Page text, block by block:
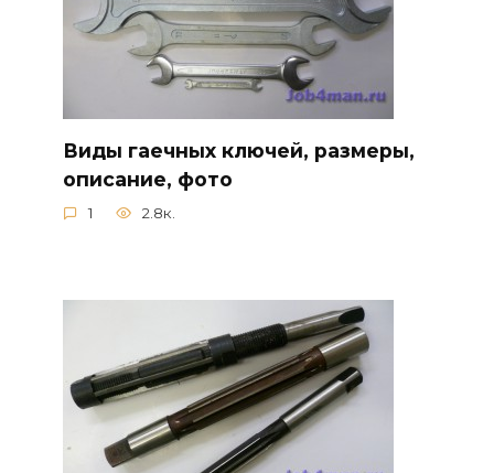
Виды гаечных ключей, размеры,
описание, фото
1 2.8к.